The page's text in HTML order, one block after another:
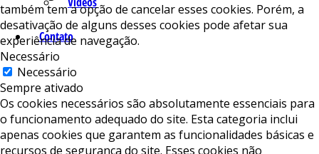
Contato
também tem a opção de cancelar esses cookies. Porém, a
desativação de alguns desses cookies pode afetar sua
experiência de navegação.
Necessário
Necessário
Sempre ativado
Os cookies necessários são absolutamente essenciais para
o funcionamento adequado do site. Esta categoria inclui
apenas cookies que garantem as funcionalidades básicas e
recursos de segurança do site. Esses cookies não